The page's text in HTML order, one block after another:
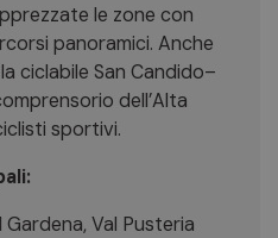
le zone con
panoramici. Anche
ciclabile San Candido–
dell’Alta
sportivi.
Gardena, Val Pusteria